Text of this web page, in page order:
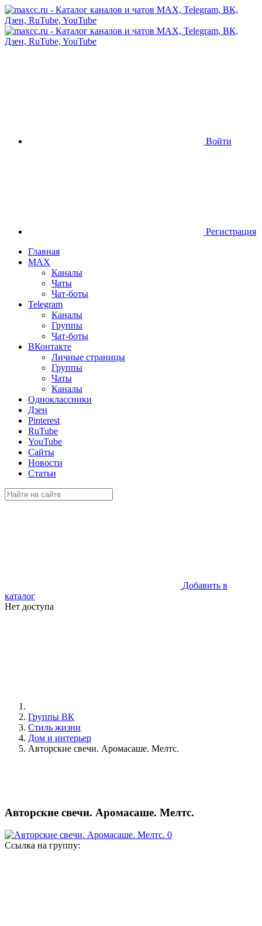
Войти
Регистрация
Главная
MAX
Каналы
Чаты
Чат-боты
Telegram
Каналы
Группы
Чат-боты
ВКонтакте
Личные страницы
Группы
Чаты
Каналы
Одноклассники
Дзен
Pinterest
RuTube
YouTube
Сайты
Новости
Статьи
Добавить в
каталог
Нет доступа
Группы ВК
Стиль жизни
Дом и интерьер
Авторские свечи. Аромасаше. Мелтс.
Авторские свечи. Аромасаше. Мелтс.
Ссылка на группу: